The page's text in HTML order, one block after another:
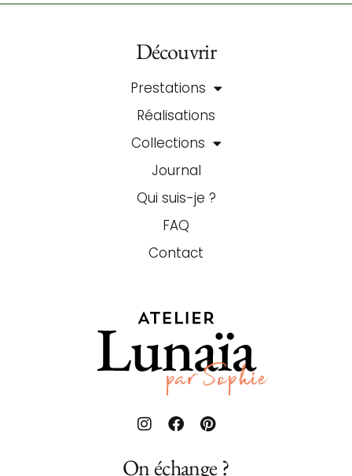
Découvrir
Prestations
Réalisations
Collections
Journal
Qui suis-je ?
FAQ
Contact
On échange ?